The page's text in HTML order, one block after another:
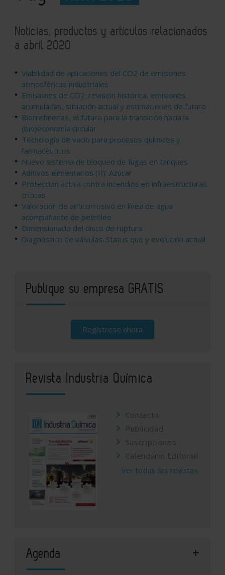
Noticias, productos y artículos relacionados
a abril 2020
Viabilidad de aplicaciones del CO2 de emisiones
atmosféricas industriales
Emisiones de CO2: revisión histórica, emisiones
acumuladas, situación actual y estimaciones de futuro
Biorrefinerías, el futuro para la transición hacia la
(bio)economía circular
Tecnología de vacío para procesos químicos y
farmacéuticos
Nuevo sistema de bloqueo de fugas en tanques
Aditivos alimentarios (II): Azúcar
Protección activa contra incendios en infraestructuras
críticas
Valoración de anticorrosivo en línea de agua
acompañante de petróleo
Dimensionado del disco de ruptura
Diagnóstico de válvulas. Status quo y evolución actual
Publique su empresa GRATIS
Regístrese ahora
Revista Industria Química
Contacto
Publicidad
Suscripciones
Calendario Editorial
Ver todas las revistas
Agenda